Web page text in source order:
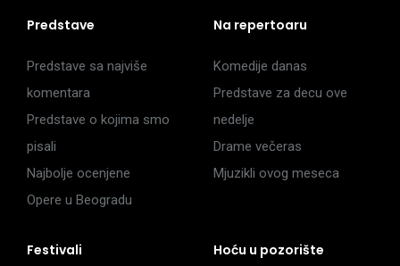
Predstave
Predstave sa najviše
komentara
Predstave o kojima smo
pisali
Najbolje ocenjene
Opere u Beogradu
Na repertoaru
Komedije danas
Predstave za decu ove
nedelje
Drame večeras
Mjuzikli ovog meseca
Festivali Hoću u pozorište